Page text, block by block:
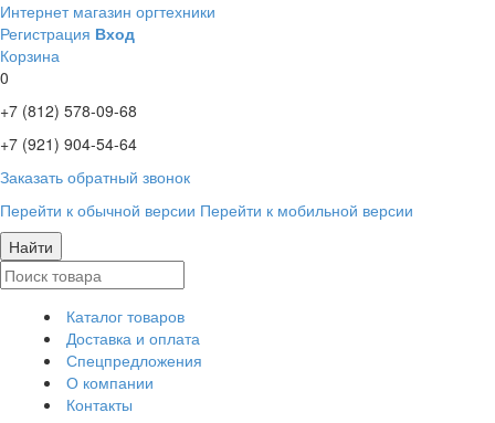
Интернет магазин оргтехники
Регистрация Вход
Корзина
0
+7 (812) 578-09-68
+7 (921) 904-54-64
Заказать обратный звонок
Перейти к обычной версии Перейти к мобильной версии
Найти
Каталог товаров
Доставка и оплата
Спецпредложения
О компании
Контакты